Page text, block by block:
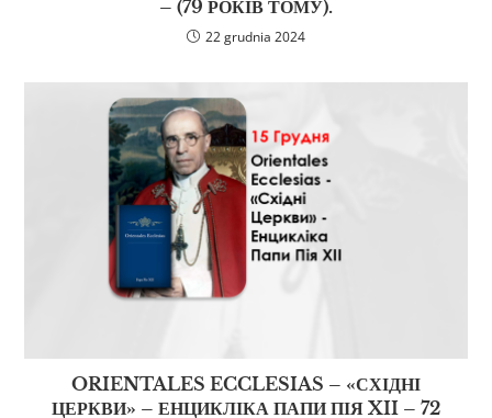
– (79 РОКІВ ТОМУ).
22 grudnia 2024
ORIENTALES ECCLESIAS – «СХІДНІ
ЦЕРКВИ» – ЕНЦИКЛІКА ПАПИ ПІЯ XII – 72